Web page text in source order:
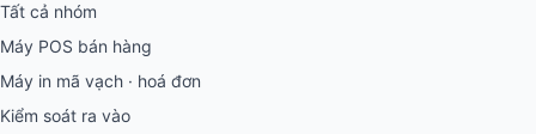
Tất cả nhóm
Máy POS bán hàng
Máy in mã vạch · hoá đơn
Kiểm soát ra vào